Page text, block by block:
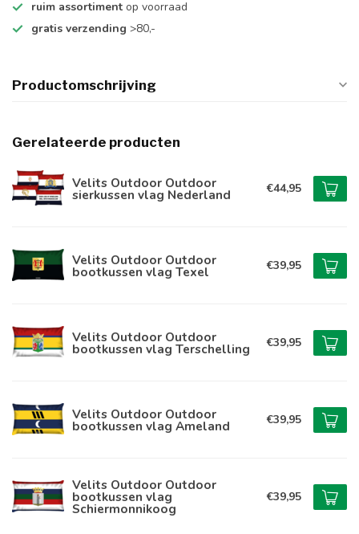
ruim assortiment op voorraad
gratis verzending >80,-
Productomschrijving
Gerelateerde producten
Velits Outdoor Outdoor
sierkussen vlag Nederland €44,95
Velits Outdoor Outdoor
bootkussen vlag Texel €39,95
Velits Outdoor Outdoor
bootkussen vlag Terschelling €39,95
Velits Outdoor Outdoor
bootkussen vlag Ameland €39,95
Velits Outdoor Outdoor
bootkussen vlag
Schiermonnikoog
€39,95